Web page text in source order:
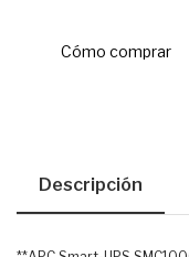
Cómo comprar
Descripción